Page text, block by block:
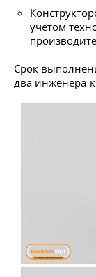
учетом
Срок
два инженера-